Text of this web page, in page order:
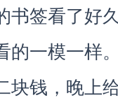
书签看了好
的一模一样
块钱，晚上